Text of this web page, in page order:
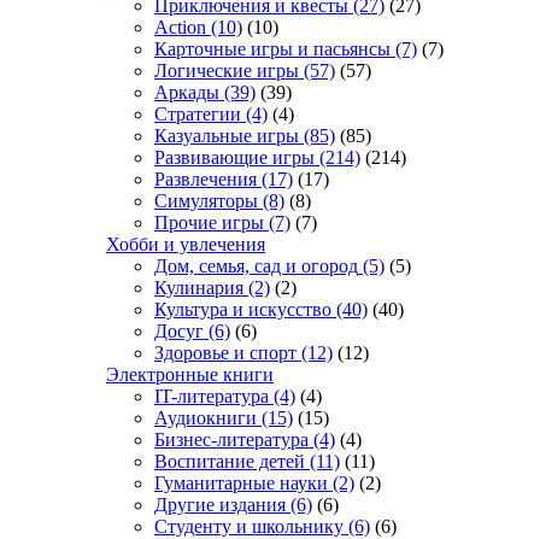
Приключения и квесты (27) (27)
Action (10) (10)
Карточные игры и пасьянсы (7) (7)
Логические игры (57) (57)
Аркады (39) (39)
Стратегии (4) (4)
Казуальные игры (85) (85)
Развивающие игры (214) (214)
Развлечения (17) (17)
Симуляторы (8) (8)
Прочие игры (7) (7)
Хобби и увлечения
Дом, семья, сад и огород (5) (5)
Кулинария (2) (2)
Культура и искусство (40) (40)
Досуг (6) (6)
Здоровье и спорт (12) (12)
Электронные книги
IT-литература (4) (4)
Аудиокниги (15) (15)
Бизнес-литература (4) (4)
Воспитание детей (11) (11)
Гуманитарные науки (2) (2)
Другие издания (6) (6)
Студенту и школьнику (6) (6)